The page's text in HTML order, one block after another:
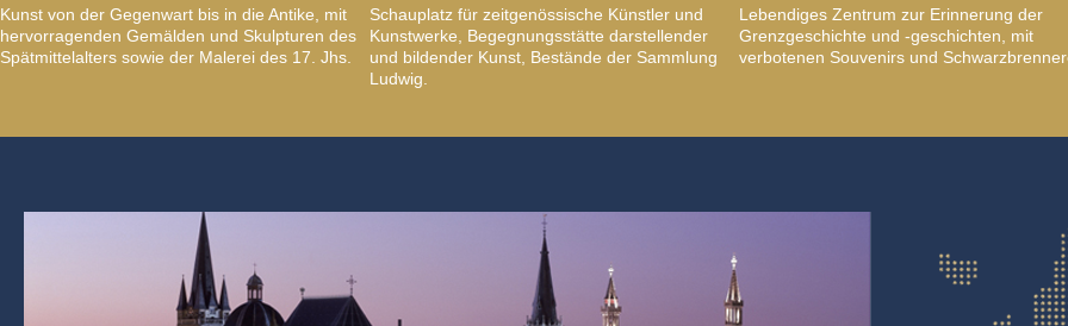
Kunst von der Gegenwart bis in die Antike, mit
hervorragenden Gemälden und Skulpturen des
Spätmittelalters sowie der Malerei des 17. Jhs.
Schauplatz für zeitgenössische Künstler und
Kunstwerke, Begegnungsstätte darstellender
und bildender Kunst, Bestände der Sammlung
Ludwig.
Lebendiges Zentrum zur Erinnerung der
Grenzgeschichte und -geschichten, mit
verbotenen Souvenirs und